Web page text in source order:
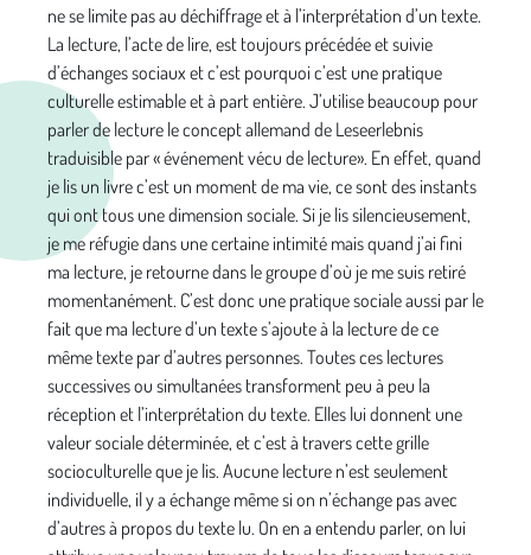
ne se limite pas au déchiffrage et à l’interprétation d’un texte.
La lecture, l’acte de lire, est toujours précédée et suivie
d’échanges sociaux et c’est pourquoi c’est une pratique
culturelle estimable et à part entière. J’utilise beaucoup pour
parler de lecture le concept allemand de Leseerlebnis
traduisible par « événement vécu de lecture». En effet, quand
je lis un livre c’est un moment de ma vie, ce sont des instants
qui ont tous une dimension sociale. Si je lis silencieusement,
je me réfugie dans une certaine intimité mais quand j’ai fini
ma lecture, je retourne dans le groupe d’où je me suis retiré
momentanément. C’est donc une pratique sociale aussi par le
fait que ma lecture d’un texte s’ajoute à la lecture de ce
même texte par d’autres personnes. Toutes ces lectures
successives ou simultanées transforment peu à peu la
réception et l’interprétation du texte. Elles lui donnent une
valeur sociale déterminée, et c’est à travers cette grille
socioculturelle que je lis. Aucune lecture n’est seulement
individuelle, il y a échange même si on n’échange pas avec
d’autres à propos du texte lu. On en a entendu parler, on lui